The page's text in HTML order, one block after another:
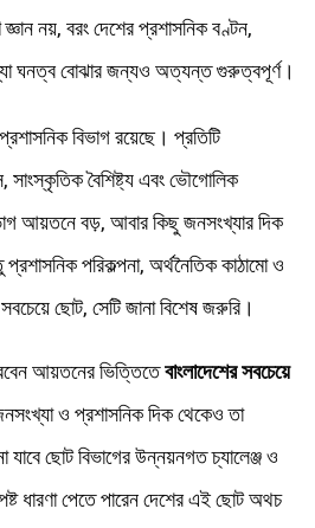
নয়, বরং দেশের প্রশাসনিক বণ্টন,
ঘনত্ব বোঝার জন্যও অত্যন্ত গুরুত্বপূর্ণ।
বিভাগ রয়েছে। প্রতিটি
সাংস্কৃতিক বৈশিষ্ট্য এবং ভৌগোলিক
আয়তনে বড়, আবার কিছু জনসংখ্যার দিক
পরিকল্পনা, অর্থনৈতিক কাঠামো ও
ছোট, সেটি জানা বিশেষ জরুরি।
আয়তনের ভিত্তিতেবাংলাদেশের সবচেয়ে
ও প্রশাসনিক দিক থেকেও তা
ছোট বিভাগের উন্নয়নগত চ্যালেঞ্জ ও
ধারণা পেতে পারেন দেশের এই ছোট অথচ